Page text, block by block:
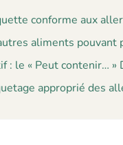
conforme aux
aliments pouvant
: le « Peut contenir… »
approprié des